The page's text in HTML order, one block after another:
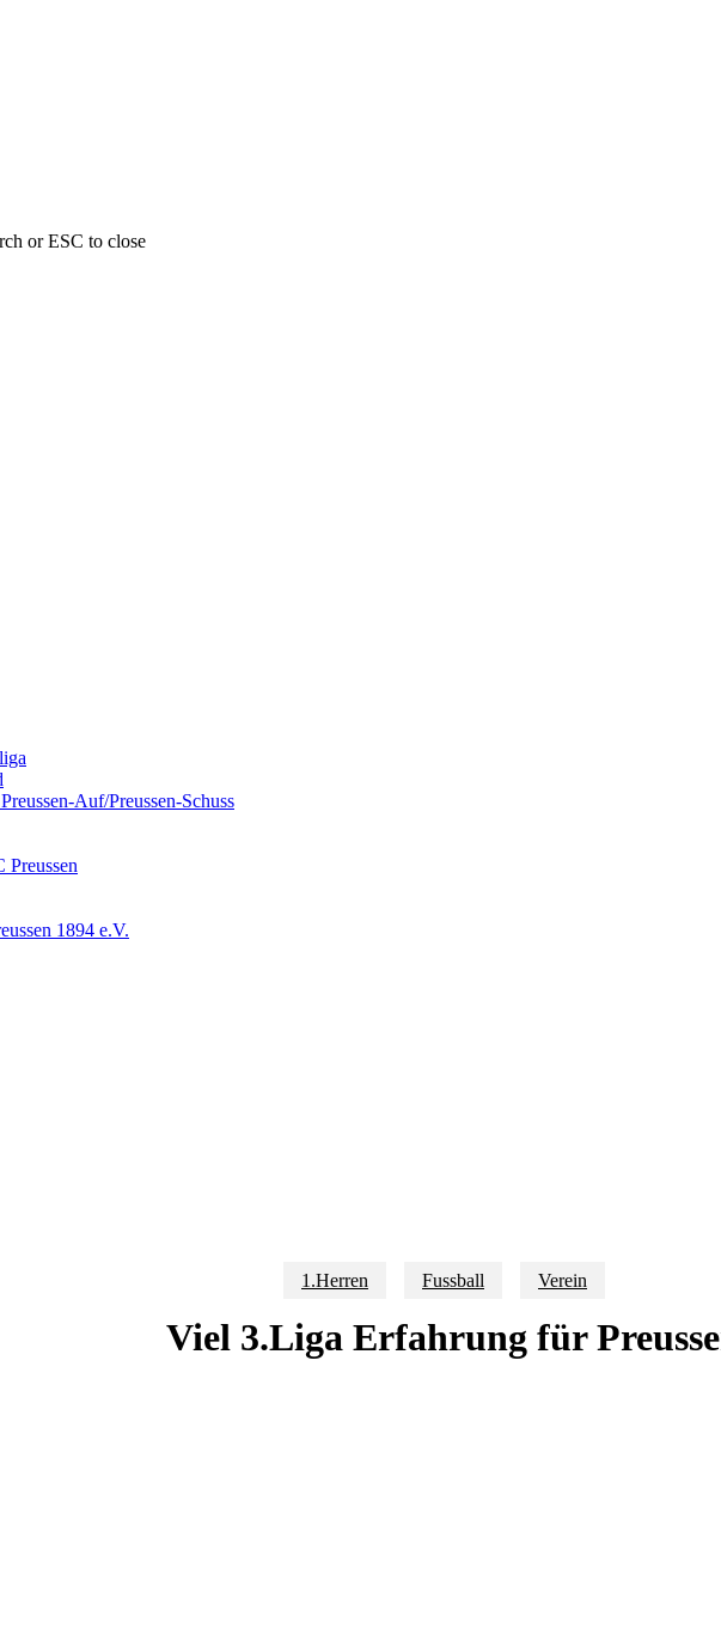
or ESC to close
Auf/Preussen-Schuss
Preussen
1894 e.V.
1.Herren Fussball Verein
Viel 3.Liga Erfahrung für